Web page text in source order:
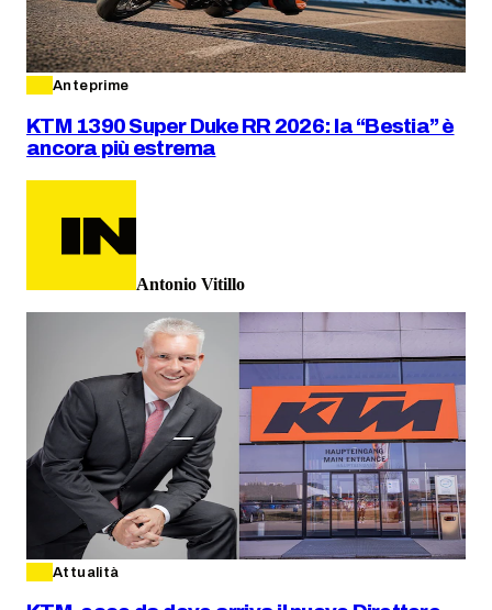
Anteprime
KTM 1390 Super Duke RR 2026: la “Bestia” è
ancora più estrema
Antonio Vitillo
Attualità